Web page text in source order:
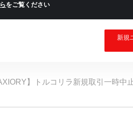
をご覧ください
新規
】トルコリラ新規取引一時中